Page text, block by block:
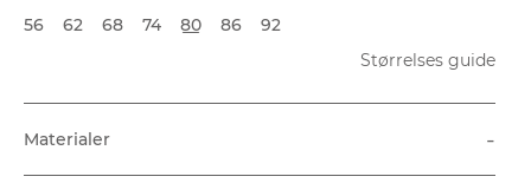
56
62 68 74 80 86
92
Størrelses guide
Materialer -